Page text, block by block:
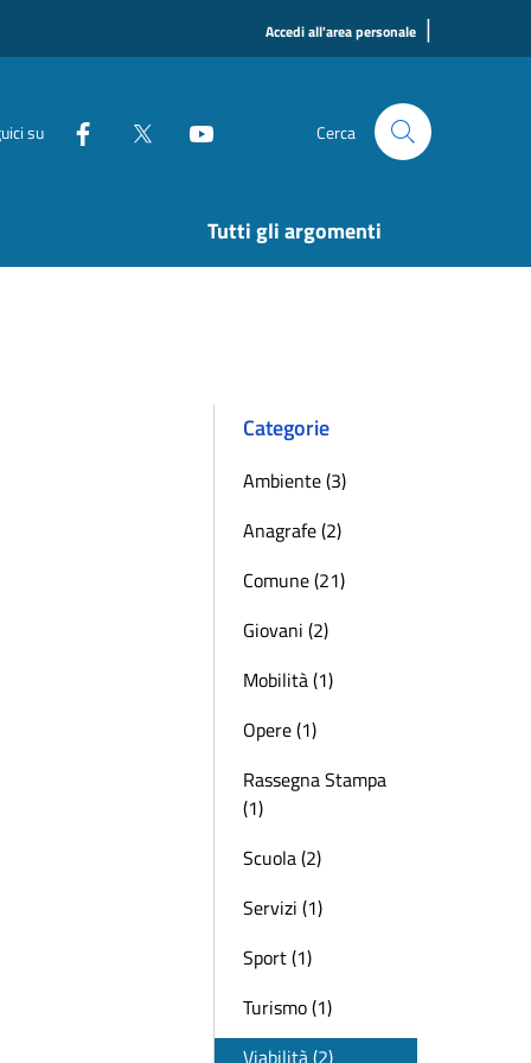
Accedi all'area personale |
su Cerca
Tutti gli argomenti
Categorie
Ambiente (3)
Anagrafe (2)
Comune (21)
Giovani (2)
Mobilità (1)
Opere (1)
Rassegna Stampa
(1)
Scuola (2)
Servizi (1)
Sport (1)
Turismo (1)
Viabilità (2)